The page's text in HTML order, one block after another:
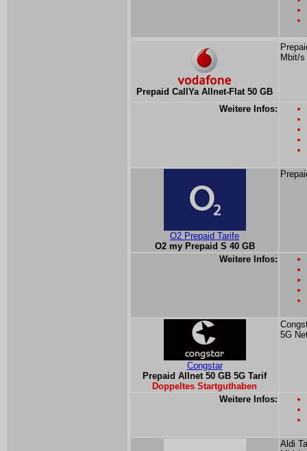
Prepaid CallYa Allnet-Flat 50 GB
Mbit/s
Weitere Infos:
O2 Prepaid Tarife
O2 my Prepaid S 40 GB
Weitere Infos:
Congstar
Prepaid Allnet 50 GB 5G Tarif
Doppeltes Startguthaben
5G
Weitere Infos:
Aldi